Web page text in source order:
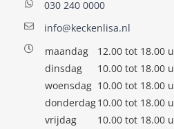
030 240 0000
info@keckenlisa.nl
maandag
12.00 tot 18.00 u
dinsdag
10.00 tot 18.00 u
woensdag 10.00 tot 18.00 u
donderdag10.00 tot 18.00 u
vrijdag
10.00 tot 18.00 u